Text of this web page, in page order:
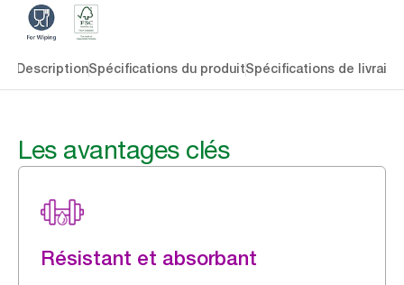
DescriptionSpécifications du produitSpécifications de
Les avantages clés
Résistant et absorbant